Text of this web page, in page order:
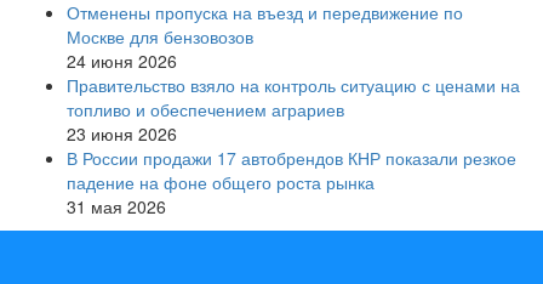
Отменены пропуска на въезд и передвижение по
Москве для бензовозов
24 июня 2026
Правительство взяло на контроль ситуацию с ценами на
топливо и обеспечением аграриев
23 июня 2026
В России продажи 17 автобрендов КНР показали резкое
падение на фоне общего роста рынка
31 мая 2026